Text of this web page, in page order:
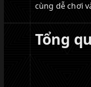
cùng dễ chơi
Tổng